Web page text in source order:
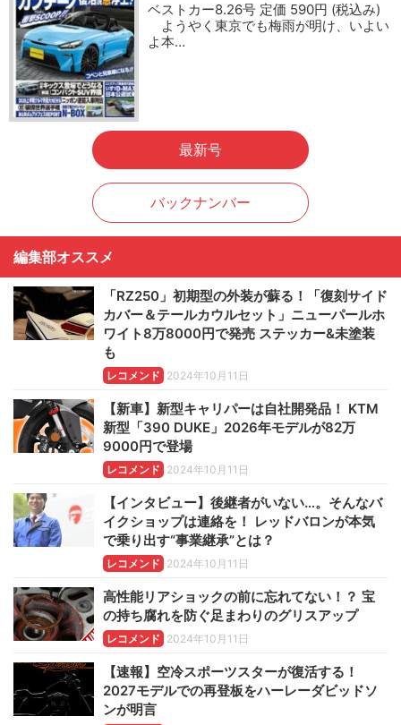
ベストカー8.26号 定価 590円 (税込み)
ようやく東京でも梅雨が明け、いよい
よ本…
最新号
バックナンバー
編集部オススメ
「RZ250」初期型の外装が蘇る！「復刻サイド
カバー＆テールカウルセット」ニューパールホ
ワイト8万8000円で発売 ステッカー&未塗装
も
レコメンド 2024年10月11日
【新車】新型キャリパーは自社開発品！ KTM
新型「390 DUKE」2026年モデルが82万
9000円で登場
レコメンド 2024年10月11日
【インタビュー】後継者がいない…。そんなバ
イクショップは連絡を！ レッドバロンが本気
で乗り出す“事業継承”とは？
レコメンド 2024年10月11日
高性能リアショックの前に忘れてない！？ 宝
の持ち腐れを防ぐ足まわりのグリスアップ
レコメンド 2024年10月11日
【速報】空冷スポーツスターが復活する！
2027モデルでの再登板をハーレーダビッドソ
ンが明言